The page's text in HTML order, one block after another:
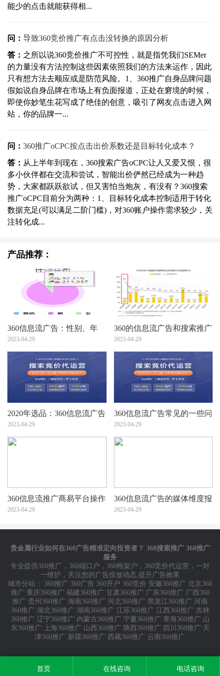
能少的点击就能获得相...
问： 导致360竞价推广有点击没转换的原因分析
答： 之所以说360竞价推广不可控性，就是指凭我们SEMer
的力量没有方法控制这些因素依照我们的方法来运作，因此
只有想方法去顺应或是防范风险。1、360推广自身品牌问题
假如说自身品牌在市场上有负面报道，正处在窘境的时候，
即使你妙笔生花写成了绝佳的创意，吸引了网友点击进入网
站，你的品牌一...
问： 360推广oCPC按点击出价系数还是目标转化成本？
答： 从上半年到现在，360搜索广告oCPC让人又爱又恨，很
多小伙伴都在交流和尝试，智能出价俨然已经成为一种趋
势，大家都跃跃欲试，但又害怕当炮灰，有没有？360搜索
推广oCPC目前分为两种：1、目标转化成本控制适用于转化
数据充足(可以满足二阶门槛)，对360账户操作需求较少，关
注转化成...
产品推荐：
360信息流广告：性别、年
龄、地域，你真的会设么？
2023-04-29
360的信息流广告和搜索推广
简单的介绍您看看！
2023-04-29
2020年选品：360信息流广告
投放趋势看出12个潜力爆
款！
2023-04-29
360信息流广告常见的一些问
题
2023-04-29
360信息流推广商易平台操作
说明
2023-04-29
360信息流广告的媒体维度报
表
2023-04-29
贵金属行业如何在360广告精准定向投资者？ 360搜索推广 360推广
服务
专业提供360推广 ， 360端口户 ， 360框架户 ， 360竞价代运营 ，一对
一维护，关注您的广告投放动态,提升广告效果
城市分站： 360推广 360广告 360开户 360竞价 安徽360推广 北京360
推广 重庆360推广 福建360推广 甘肃360推广 广东360推广 广西360
推广 贵州360推广 海南360推广 河北360推广 黑龙江360推广 河南
360推广 湖北360推广 湖南360推广 江苏360推广 江西360推广 吉林
360推广 辽宁360推广 内蒙古360推广 宁夏360推广 青海360推广 山
东360推广
上海360推广 山西360推广 陕西360推广 四川360推广 天
津360推广 新疆360推广 西藏360推广 云南360推广